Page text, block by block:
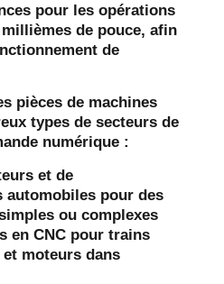
pour les opérations
de pouce, afin
de
pièces de machines
types de secteurs de
numérique :
et de
automobiles pour des
ou complexes
en CNC pour trains
moteurs dans